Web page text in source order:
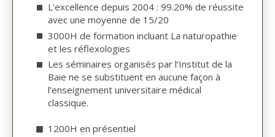
L'excellence depuis 2004 : 99.20% de réussite
avec une moyenne de 15/20
3000H de formation incluant La naturopathie
et les réflexologies
Les séminaires organisés par l’Institut de la
Baie ne se substituent en aucune façon à
l’enseignement universitaire médical
classique.
1200H en présentiel